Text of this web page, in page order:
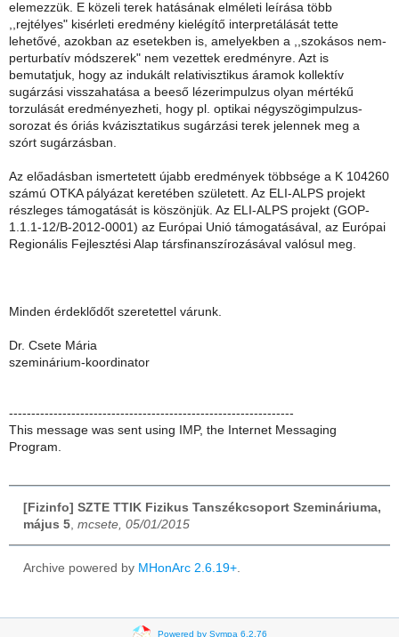
elemezzük. E közeli terek hatásának elméleti leírása több
,,rejtélyes" kisérleti eredmény kielégítő interpretálását tette
lehetővé, azokban az esetekben is, amelyekben a ,,szokásos nem-
perturbatív módszerek" nem vezettek eredményre. Azt is
bemutatjuk, hogy az indukált relativisztikus áramok kollektív
sugárzási visszahatása a beeső lézerimpulzus olyan mértékű
torzulását eredményezheti, hogy pl. optikai négyszögimpulzus-
sorozat és óriás kvázisztatikus sugárzási terek jelennek meg a
szórt sugárzásban.
Az előadásban ismertetett újabb eredmények többsége a K 104260
számú OTKA pályázat keretében született. Az ELI-ALPS projekt
részleges támogatását is köszönjük. Az ELI-ALPS projekt (GOP-
1.1.1-12/B-2012-0001) az Európai Unió támogatásával, az Európai
Regionális Fejlesztési Alap társfinanszírozásával valósul meg.
Minden érdeklődőt szeretettel várunk.
Dr. Csete Mária
szeminárium-koordinator
----------------------------------------------------------------
This message was sent using IMP, the Internet Messaging
Program.
[Fizinfo] SZTE TTIK Fizikus Tanszékcsoport Szemináriuma,
május 5 mcsete, 05/01/2015
Archive powered by MHonArc 2.6.19+
Powered by Sympa 6.2.76